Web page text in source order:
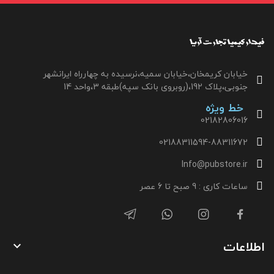
خیابان کریمخان،خیابان سمیه،نرسیده به چهارراه ایرانشهر
جنوبی،پلاک 192،(روبروی بانک سپه)طبقه 3،واحد 14
خط ویژه
02182806016
02188311594-88311672
Info@pubstore.ir
ساعات کاری : 9 صبح تا 6 عصر
اطلاعات 